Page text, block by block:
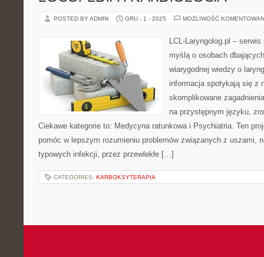
POSTED BY ADMIN GRU - 1 - 2025 MOŻLIWOŚĆ
LCL-Laryngolog.pl –
myślą o osobach
wiarygodnej wiedzy o
informacja spotykają się z
skomplikowane
na przystępnym języku,
Ciekawe kategorie to: Medycyna ratunkowa i Psychiatria. Ten
pomóc w lepszym rozumieniu problemów związanych z uszami,
typowych infekcji, przez przewlekłe […]
CATEGORIES: KARBOKSYTERAPIA